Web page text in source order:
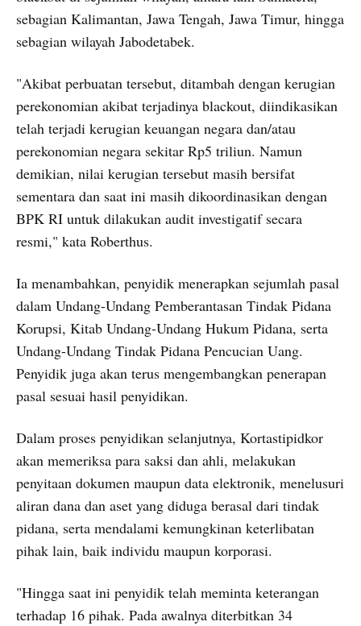
sebagian Kalimantan, Jawa Tengah, Jawa Timur, hingga
sebagian wilayah Jabodetabek.
"Akibat perbuatan tersebut, ditambah dengan kerugian
perekonomian akibat terjadinya blackout, diindikasikan
telah terjadi kerugian keuangan negara dan/atau
perekonomian negara sekitar Rp5 triliun. Namun
demikian, nilai kerugian tersebut masih bersifat
sementara dan saat ini masih dikoordinasikan dengan
BPK RI untuk dilakukan audit investigatif secara
resmi," kata Roberthus.
Ia menambahkan, penyidik menerapkan sejumlah pasal
dalam Undang-Undang Pemberantasan Tindak Pidana
Korupsi, Kitab Undang-Undang Hukum Pidana, serta
Undang-Undang Tindak Pidana Pencucian Uang.
Penyidik juga akan terus mengembangkan penerapan
pasal sesuai hasil penyidikan.
Dalam proses penyidikan selanjutnya, Kortastipidkor
akan memeriksa para saksi dan ahli, melakukan
penyitaan dokumen maupun data elektronik, menelusuri
aliran dana dan aset yang diduga berasal dari tindak
pidana, serta mendalami kemungkinan keterlibatan
pihak lain, baik individu maupun korporasi.
"Hingga saat ini penyidik telah meminta keterangan
terhadap 16 pihak. Pada awalnya diterbitkan 34